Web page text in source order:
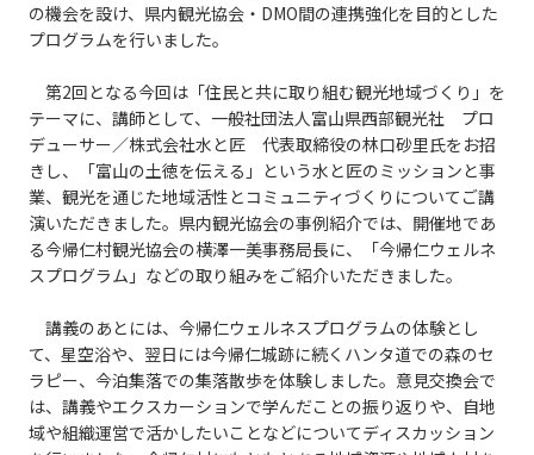
の機会を設け、県内観光協会・DMO間の連携強化を目的とした
プログラムを行いました。
第2回となる今回は「住民と共に取り組む観光地域づくり」を
テーマに、講師として、一般社団法人富山県西部観光社 プロ
デューサー／株式会社水と匠 代表取締役の林口砂里氏をお招
きし、「富山の土徳を伝える」という水と匠のミッションと事
業、観光を通じた地域活性とコミュニティづくりについてご講
演いただきました。県内観光協会の事例紹介では、開催地であ
る今帰仁村観光協会の横澤一美事務局長に、「今帰仁ウェルネ
スプログラム」などの取り組みをご紹介いただきました。
講義のあとには、今帰仁ウェルネスプログラムの体験とし
て、星空浴や、翌日には今帰仁城跡に続くハンタ道での森のセ
ラピー、今泊集落での集落散歩を体験しました。意見交換会で
は、講義やエクスカーションで学んだことの振り返りや、自地
域や組織運営で活かしたいことなどについてディスカッション